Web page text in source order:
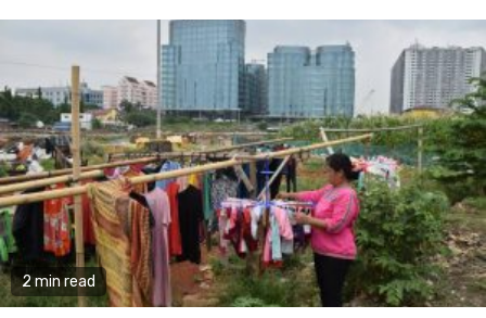
2 min read